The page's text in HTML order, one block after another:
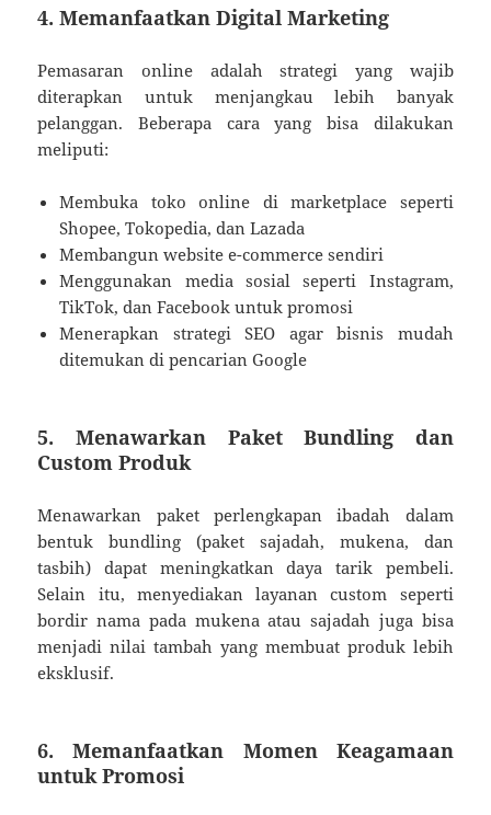
4. Memanfaatkan Digital Marketing
Pemasaran online adalah strategi yang wajib
diterapkan untuk menjangkau lebih banyak
pelanggan. Beberapa cara yang bisa dilakukan
meliputi:
Membuka toko online di marketplace seperti
Shopee, Tokopedia, dan Lazada
Membangun website e-commerce sendiri
Menggunakan media sosial seperti Instagram,
TikTok, dan Facebook untuk promosi
Menerapkan strategi SEO agar bisnis mudah
ditemukan di pencarian Google
5. Menawarkan Paket Bundling dan
Custom Produk
Menawarkan paket perlengkapan ibadah dalam
bentuk bundling (paket sajadah, mukena, dan
tasbih) dapat meningkatkan daya tarik pembeli.
Selain itu, menyediakan layanan custom seperti
bordir nama pada mukena atau sajadah juga bisa
menjadi nilai tambah yang membuat produk lebih
eksklusif.
6. Memanfaatkan Momen Keagamaan
untuk Promosi